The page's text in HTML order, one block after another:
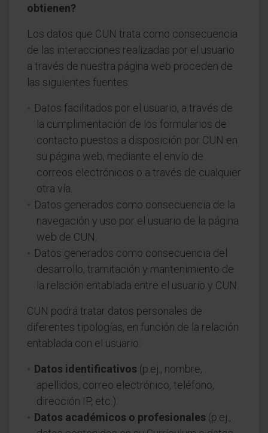
obtienen?
Los datos que CUN trata como consecuencia
de las interacciones realizadas por el usuario
a través de nuestra página web proceden de
las siguientes fuentes:
Datos facilitados por el usuario, a través de
la cumplimentación de los formularios de
contacto puestos a disposición por CUN en
su página web, mediante el envío de
correos electrónicos o a través de cualquier
otra vía.
Datos generados como consecuencia de la
navegación y uso por el usuario de la página
web de CUN.
Datos generados como consecuencia del
desarrollo, tramitación y mantenimiento de
la relación entablada entre el usuario y CUN.
CUN podrá tratar datos personales de
diferentes tipologías, en función de la relación
entablada con el usuario:
Datos identificativos (p.ej., nombre,
apellidos, correo electrónico, teléfono,
dirección IP, etc.).
Datos académicos o profesionales (p.ej.,